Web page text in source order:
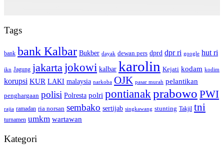
Tags
bank bank Kalbar Bukber dayak dewan pers dprd dpr ri google hut ri
ikn Jagung jakarta jokowi kalbar karolin Kejati kodam kodim
korupsi KUR LAKI malaysia narkoba OJK pasar murah pelantikan
penghargaan polisi Polresta polri pontianakprabowo PWI
rajia ramadan ria norsan sembako sertijab singkawang stunting Takjil tni
turnamen umkm wartawan
Kategori